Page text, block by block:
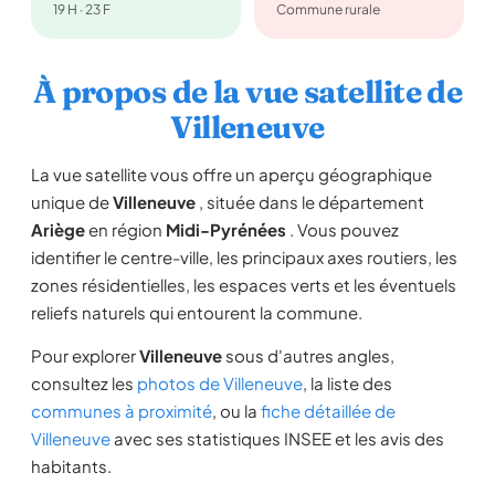
19 H · 23 F Commune rurale
À propos de la vue satellite de
Villeneuve
La vue satellite vous offre un aperçu géographique
unique deVilleneuve , située dans le département
Ariègeen région Midi-Pyrénées . Vous pouvez
identifier le centre-ville, les principaux axes routiers, les
zones résidentielles, les espaces verts et les éventuels
reliefs naturels qui entourent la commune.
Pour explorerVilleneuve sous d'autres angles,
consultez les photos de Villeneuve, la liste des
communes à proximité, ou la fiche détaillée de
Villeneuve avec ses statistiques INSEE et les avis des
habitants.